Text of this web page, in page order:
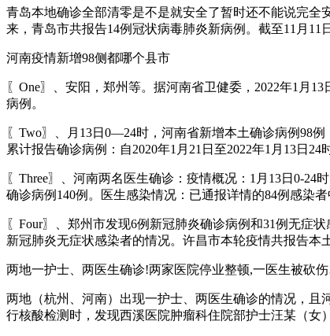
青岛本地确诊全部清零是不是就安全了暂时还不能说完全
来，青岛市共报告14例冠状病毒肺炎新病例。截至11月11
河南疫情新增98侧都哪个县市
〖One〗、安阳，郑州等。据河南省卫健委，2022年1月
病例。
〖Two〗、月13日0—24时，河南省新增本土确诊病例98
累计报告确诊病例：自2020年1月21日至2022年1月13日
〖Three〗、河南两名医生确诊：疫情概况：1月13日0-
确诊病例140例。医生感染情况：已通报详情的84例感染者
〖Four〗、郑州市发现6例新冠肺炎确诊病例和31例无症
新冠肺炎无症状感染者的情况。许昌市本轮疫情共报告本
两地一护士、两医生确诊!两家医院停业整顿,一医生被砍
两地（杭州、河南）出现一护士、两医生确诊的情况，
行核酸检测时，发现西溪医院肿瘤科住院部护士汪某（女